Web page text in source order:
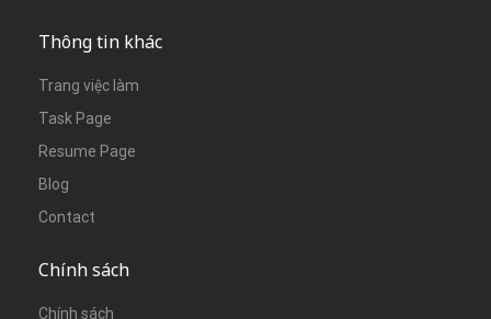
Thông tin khác
Trang việc làm
Task Page
Resume Page
Blog
Contact
Chính sách
Chính sách